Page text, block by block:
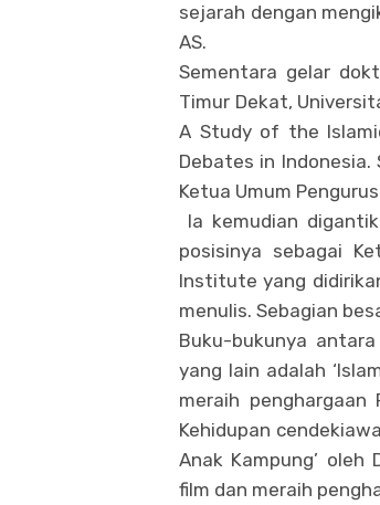
sejarah dengan
AS.
Sementara gelar
Timur Dekat,
A Study of the
Debates in
Ketua Umum
Ia kemudian
posisinya sebagai
Institute yang
menulis. Sebagian
Buku-bukunya antara
yang lain adalah
meraih
Kehidupan
Anak Kampung’
film dan meraih